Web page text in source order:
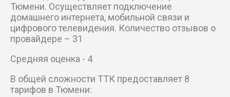
Кондинский пер
Корабельный проезд
Красный пер
Кузнечный пер
Тюмени. Осуществляет подключение
домашнего интернета, мобильной связи и
цифрового телевидения. Количество отзывов о
провайдере – 31
Средняя оценка - 4
В общей сложности ТТК предоставляет 8
тарифов в Тюмени: